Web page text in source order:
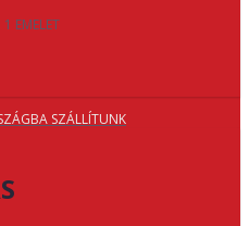
EMELET
SZÁLLÍTUNK